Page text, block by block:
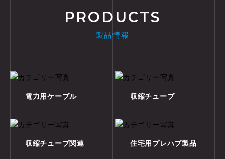
PRODUCTS
製品情報
電力用ケーブル 収縮チューブ
収縮チューブ関連 住宅用プレハブ製品